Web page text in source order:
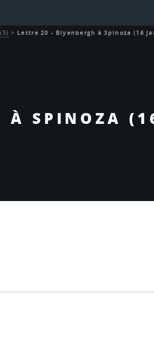
À SPINOZA
> Lettre 20 - Blyenbergh à Spinoza (16